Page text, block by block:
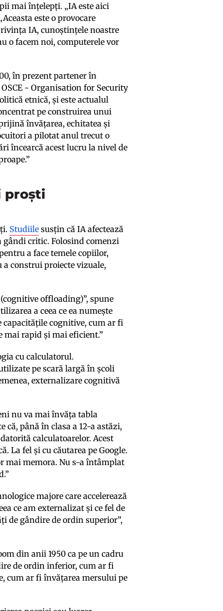
mai înțelepți. „IA este aici
este o provocare
IA, cunoștințele noastre
o facem noi, computerele vor
în prezent partener în
- Organisation for Security
etnică, și este actualul
pe construirea unui
învățarea, echitatea și
a pilotat anul trecut o
încearcă acest lucru la nivel de
proști
Studiile susțin că IA afectează
gândi critic. Folosind comenzi
a face temele copiilor,
a construi proiecte vizuale,
offloading)”, spune
a ceea ce ea numește
cognitive, cum ar fi
mai rapid și mai eficient.”
cu calculatorul.
pe scară largă în școli
externalizare cognitivă
nu va mai învăța tabla
până în clasa a 12-a astăzi,
calculatoarelor. Acest
La fel și cu căutarea pe Google.
mai memora. Nu s-a întâmplat
majore care accelerează
ce am externalizat și ce fel de
de gândire de ordin superior”,
din anii 1950 ca pe un cadru
de ordin inferior, cum ar fi
cum ar fi învățarea mersului pe